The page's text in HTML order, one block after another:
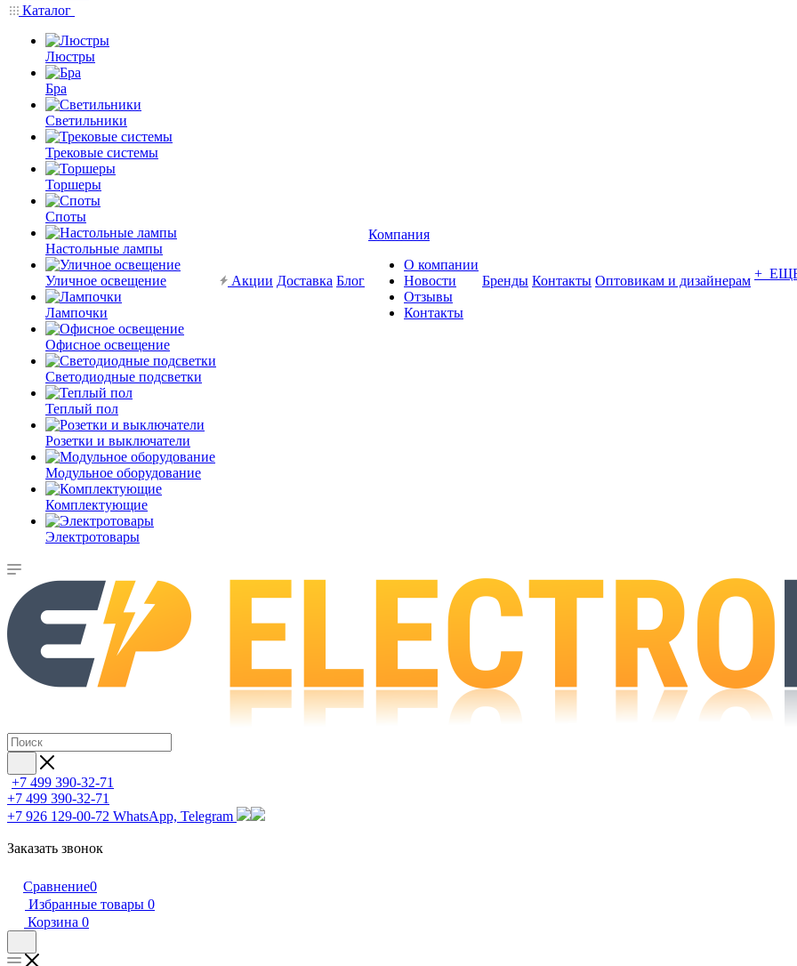
Каталог
Люстры
Бра
Светильники
Трековые системы
Торшеры
Споты
Настольные лампы
Уличное освещение
Лампочки
Офисное освещение
Светодиодные подсветки
Теплый пол
Розетки и выключатели
Модульное оборудование
Комплектующие
Электротовары
Акции Доставка Блог
Компания
О компании
Новости
Отзывы
Контакты
Бренды Контакты Оптовикам и дизайнерам +
+7 499 390-32-71
+7 499 390-32-71
+7 926 129-00-72 WhatsApp, Telegram
Заказать звонок
Сравнение0
Избранные товары 0
Корзина 0